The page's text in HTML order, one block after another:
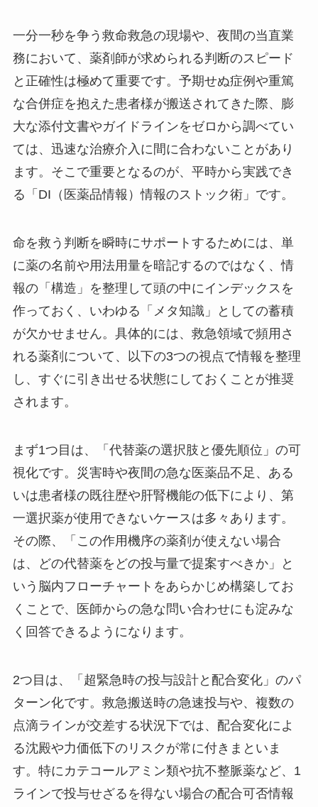
一分一秒を争う救命救急の現場や、夜間の当直業
務において、薬剤師が求められる判断のスピード
と正確性は極めて重要です。予期せぬ症例や重篤
な合併症を抱えた患者様が搬送されてきた際、膨
大な添付文書やガイドラインをゼロから調べてい
ては、迅速な治療介入に間に合わないことがあり
ます。そこで重要となるのが、平時から実践でき
る「DI（医薬品情報）情報のストック術」です。
命を救う判断を瞬時にサポートするためには、単
に薬の名前や用法用量を暗記するのではなく、情
報の「構造」を整理して頭の中にインデックスを
作っておく、いわゆる「メタ知識」としての蓄積
が欠かせません。具体的には、救急領域で頻用さ
れる薬剤について、以下の3つの視点で情報を整理
し、すぐに引き出せる状態にしておくことが推奨
されます。
まず1つ目は、「代替薬の選択肢と優先順位」の可
視化です。災害時や夜間の急な医薬品不足、ある
いは患者様の既往歴や肝腎機能の低下により、第
一選択薬が使用できないケースは多々あります。
その際、「この作用機序の薬剤が使えない場合
は、どの代替薬をどの投与量で提案すべきか」と
いう脳内フローチャートをあらかじめ構築してお
くことで、医師からの急な問い合わせにも淀みな
く回答できるようになります。
2つ目は、「超緊急時の投与設計と配合変化」のパ
ターン化です。救急搬送時の急速投与や、複数の
点滴ラインが交差する状況下では、配合変化によ
る沈殿や力価低下のリスクが常に付きまといま
す。特にカテコールアミン類や抗不整脈薬など、1
ラインで投与せざるを得ない場合の配合可否情報